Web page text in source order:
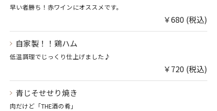
早い者勝ち！赤ワインにオススメです。
￥680 (税込)
自家製！！鶏ハム
低温調理でじっくり仕上げました♪
￥720 (税込)
青じそせせり焼き
肉だけど「THE酒の肴」